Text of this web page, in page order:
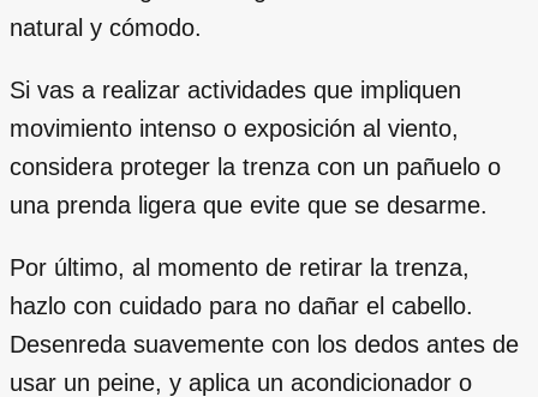
natural y cómodo.
Si vas a realizar actividades que impliquen
movimiento intenso o exposición al viento,
considera proteger la trenza con un pañuelo o
una prenda ligera que evite que se desarme.
Por último, al momento de retirar la trenza,
hazlo con cuidado para no dañar el cabello.
Desenreda suavemente con los dedos antes de
usar un peine, y aplica un acondicionador o